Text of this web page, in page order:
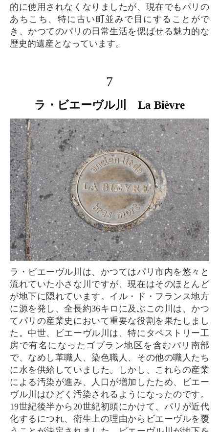
的に使用されなくなりましたが、現在でもパリの
あちこち、特に古い町並みで目にすることがで
き、かつてのパリの日常生活を偲ばせる魅力的な
歴史的遺産となっています。
7
ラ・ビエーヴル川 La Bièvre
ラ・ビエーヴル川は、かつてはパリ市内を悠々と
流れていた小さな川ですが、現在はそのほとんど
が地下に隠れています。イル・ド・フランス地方
に源を発し、全長約36キロに及ぶこの川は、かつ
てパリの産業史において重要な役割を果たしまし
た。中世、ビエーヴル川は、特にタペストリー工
房で有名になったゴブラン地区を含むパリ南部
で、なめし革職人、染色職人、その他の職人たち
に水を供給していました。しかし、これらの産業
による汚染が進み、人口が増加したため、ビエー
ヴル川はひどく汚染されるようになったのです。
19世紀後半から20世紀初頭にかけて、パリが近代
化するにつれ、衛生上の理由からビエーヴルを覆